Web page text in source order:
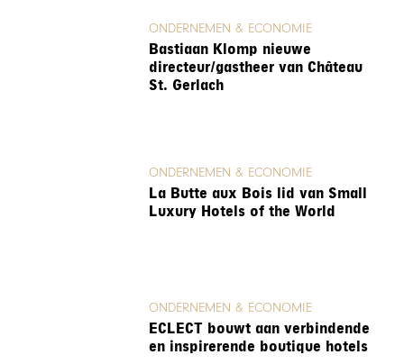
ONDERNEMEN & ECONOMIE
Bastiaan Klomp nieuwe
directeur/gastheer van Château
St. Gerlach
ONDERNEMEN & ECONOMIE
La Butte aux Bois lid van Small
Luxury Hotels of the World
ONDERNEMEN & ECONOMIE
ECLECT bouwt aan verbindende
en inspirerende boutique hotels